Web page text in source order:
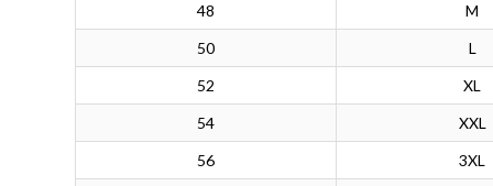
48
M
50
L
52
XL
54
XXL
56
3XL